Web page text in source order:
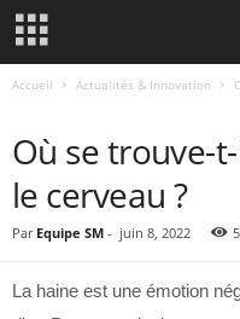
Accueil Actualités & Innovation
Où se trouve-
le cerveau ?
Par Equipe SM - juin 8, 2022
La haine est une émotion